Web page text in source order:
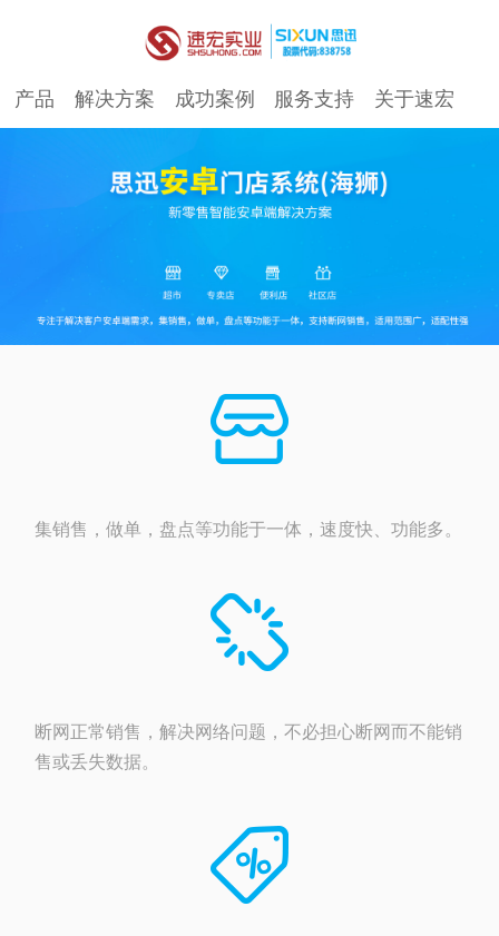
产品 解决方案 成功案例 服务支持 关于速宏
集销售，做单，盘点等功能于一体，速度快、功能多。
断网正常销售，解决网络问题，不必担心断网而不能销
售或丢失数据。